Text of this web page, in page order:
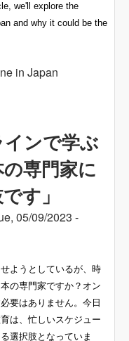
we'll explore the
and why it could be the
in Japan
インで学ぶ
専門家に
す」
05/09/2023 -
ようとしているが、時
の専門家ですか？オン
要はありません。今日
は、忙しいスケジュー
選択肢となっていま